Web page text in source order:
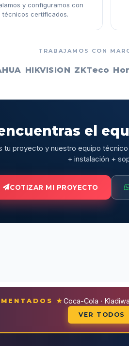
y configuramos con
técnicos certificados.
TRABAJAMOS CON
HIKVISION ZKTeco
el
tu proyecto y nuestro equipo
+ instalación +
COTIZAR MI PROYECTO
★Coca-Cola ·
VER TODOS